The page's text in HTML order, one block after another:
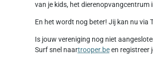
van je kids, het dierenopvangcentrum
En het wordt nog beter! Jij kan nu via
Is jouw vereniging nog niet
Surf snel naartrooper.been registreer